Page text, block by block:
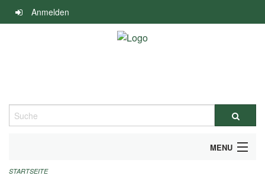
Navigation
überspringen
Anmelden
Suche
MENU
ALLGEMEINE INFORMATIONEN
STARTSEITE